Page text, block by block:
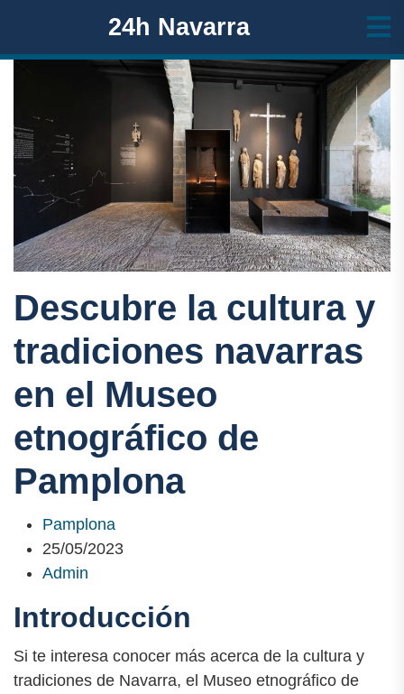
24h Navarra
Descubre la cultura y
tradiciones navarras
en el Museo
etnográfico de
Pamplona
Pamplona
25/05/2023
Admin
Introducción
Si te interesa conocer más acerca de la cultura y
tradiciones de Navarra, el Museo etnográfico de